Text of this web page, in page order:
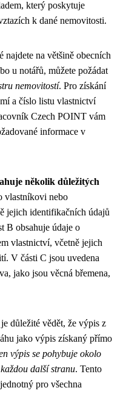
který poskytuje
k dané nemovitosti.
na většině obecních
u notářů, můžete požádat
nemovitostí. Pro získání
a číslo listu vlastnictví
Czech POINT vám
informace v
několik důležitých
vlastníkovi nebo
jejich identifikačních údajů
B obsahuje údaje o
vlastnictví, včetně jejich
V části C jsou uvedena
jako jsou věcná břemena,
důležité vědět, že výpis z
jako výpis získaný přímo
výpis se pohybuje okolo
další stranu. Tento
pro všechna